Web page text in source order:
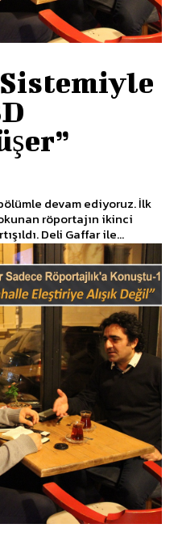
devam ediyoruz. İlk
röportajın ikinci
Deli Gaffar ile...